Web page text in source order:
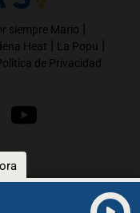
siempre Mario |
Heat | La Popu |
de Privacidad